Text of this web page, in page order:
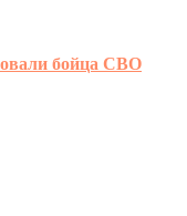
бойца СВО